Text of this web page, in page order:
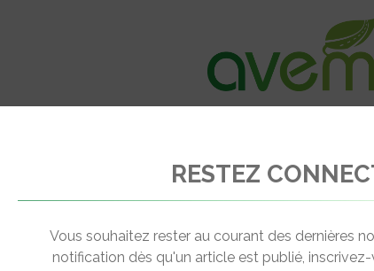
RESTEZ
Vous souhaitez rester au courant des dernières
notification dès qu'un article est publié,